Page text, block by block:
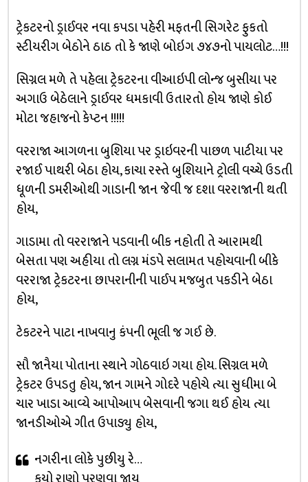
ટ્રેકટરનો ડ્રાઈવર નવા કપડા પહેરી મફતની સિગરેટ ફુકતો
સ્ટીયરીગ બેઠોને ઠાઠ તો કે જાણે બોઇગ ૭૪૭નો પાયલોટ…!!!
સિગ્નલ મળે તે પહેલા ટ્રેકટરના વીઆઇપી લોન્જ બુસીયા પર
અગાઉ બેઠેલાને ડ્રાઈવર ધમકાવી ઉતારતો હોય જાણે કોઈ
મોટા જહાજનો કેપ્ટન !!!!!
વરરાજા આગળના બુશિયા પર ડ્રાઇવરની પાછળ પાટીયા પર
રજાઈ પાથરી બેઠા હોય, કાચા રસ્તે બુશિયાને ટ્રોલી વચ્ચે ઉડતી
ધૂળની ડમરીઓથી ગાડાની જાન જેવી જ દશા વરરાજાની થતી
હોય,
ગાડામા તો વરરાજાને પડવાની બીક નહોતી તે આરામથી
બેસતા પણ અહીયા તો લગ્ન મંડપે સલામત પહોચવાની બીકે
વરરાજા ટ્રેકટરના છાપરાનીની પાઈપ મજબુત પકડીને બેઠા
હોય,
ટેકટરને પાટા નાખવાનુ કંપની ભૂલી જ ગઈ છે.
સૌ જાનૈયા પોતાના સ્થાને ગોઠવાઇ ગયા હોય. સિગ્નલ મળે
ટ્રેકટર ઉપડતુ હોય, જાન ગામને ગોદરે પહોચે ત્યા સુધીમા બે
ચાર ખાડા આવ્યે આપોઆપ બેસવાની જગા થઈ હોય ત્યા
જાનડીઓએ ગીત ઉપાડ્યુ હોય,
નગરીના લોકે પુછીયુ રે…